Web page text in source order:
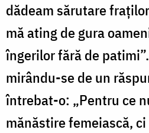
dădeam sărutare
mă ating de gura
îngerilor fără de
mirându-se de un
întrebat-o: „Pentru ce
mănăstire femeiască,